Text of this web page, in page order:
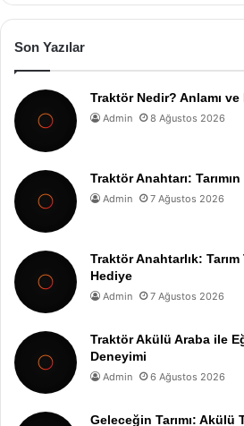
Son Yazılar
Traktör Nedir? Anlamı ve
Admin 8 Ağustos 2026
Traktör Anahtarı:
Admin 7 Ağustos 2026
Traktör Anahtarlık:
Hediye
Admin 7 Ağustos 2026
Traktör Akülü Araba ile
Deneyimi
Admin 6 Ağustos 2026
Geleceğin Tarımı: Akülü